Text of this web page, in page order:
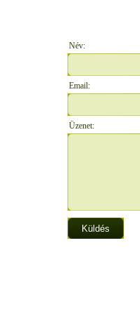
Név:
Email:
Üzenet: